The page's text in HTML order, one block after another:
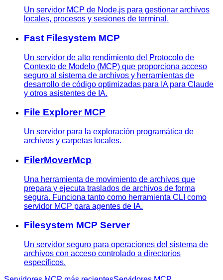
Un servidor MCP de Node.js para gestionar archivos
locales, procesos y sesiones de terminal.
Fast Filesystem MCP
Un servidor de alto rendimiento del Protocolo de
Contexto de Modelo (MCP) que proporciona acceso
seguro al sistema de archivos y herramientas de
desarrollo de código optimizadas para IA para Claude
y otros asistentes de IA.
File Explorer MCP
Un servidor para la exploración programática de
archivos y carpetas locales.
FilerMoverMcp
Una herramienta de movimiento de archivos que
prepara y ejecuta traslados de archivos de forma
segura. Funciona tanto como herramienta CLI como
servidor MCP para agentes de IA.
Filesystem MCP Server
Un servidor seguro para operaciones del sistema de
archivos con acceso controlado a directorios
específicos.